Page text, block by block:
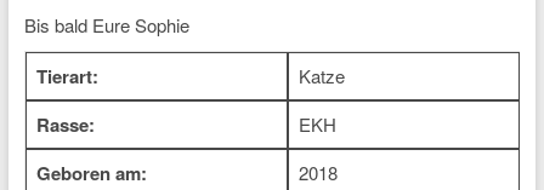
Bis bald Eure Sophie
Tierart: Katze
Rasse: EKH
Geboren am: 2018